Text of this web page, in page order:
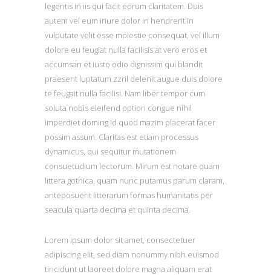
legentis in iis qui facit eorum claritatem. Duis
autem vel eum iriure dolor in hendrerit in
vulputate velit esse molestie consequat, vel illum
dolore eu feugiat nulla facilisis at vero eros et
accumsan et iusto odio dignissim qui blandit
praesent luptatum zzril delenit augue duis dolore
te feugait nulla facilisi. Nam liber tempor cum
soluta nobis eleifend option congue nihil
imperdiet doming id quod mazim placerat facer
possim assum. Claritas est etiam processus
dynamicus, qui sequitur mutationem
consuetudium lectorum. Mirum est notare quam
littera gothica, quam nunc putamus parum claram,
anteposuerit litterarum formas humanitatis per
seacula quarta decima et quinta decima.
Lorem ipsum dolor sit amet, consectetuer
adipiscing elit, sed diam nonummy nibh euismod
tincidunt ut laoreet dolore magna aliquam erat